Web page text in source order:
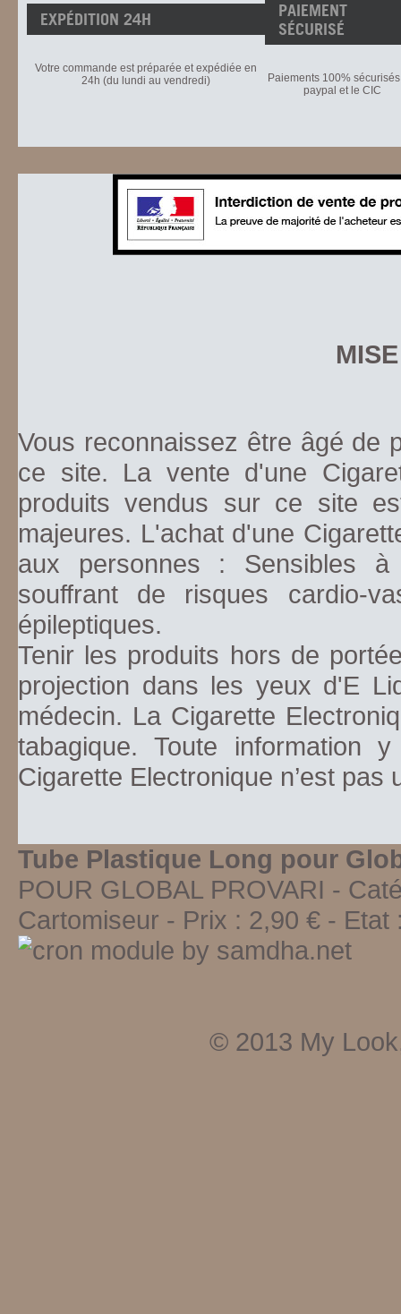
EXPÉDITION 24H
Votre commande est préparée et expédiée en
24h (du lundi au vendredi)
PAIEMENT
SÉCURISÉ
Paiements 100%
paypal et le CIC
Vous reconnaissez être âgé de
ce site. La vente d'une
produits vendus sur ce site
majeures. L'achat d'une
aux personnes : Sensibles
souffrant de risques cardio-
épileptiques.
Tenir les produits hors de
projection dans les yeux d'E
médecin. La Cigarette
tabagique. Toute information
Cigarette Electronique n’est pas
Tube Plastique Long pour
POUR GLOBAL PROVARI -
Cartomiseur - Prix : 2,90 € - Etat
© 2013 My Look